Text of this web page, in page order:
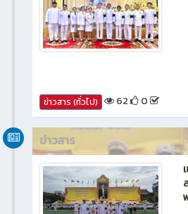
ข่าวสาร
ข่าวสาร (ทั่วไป) 62 0
ข่าวสาร